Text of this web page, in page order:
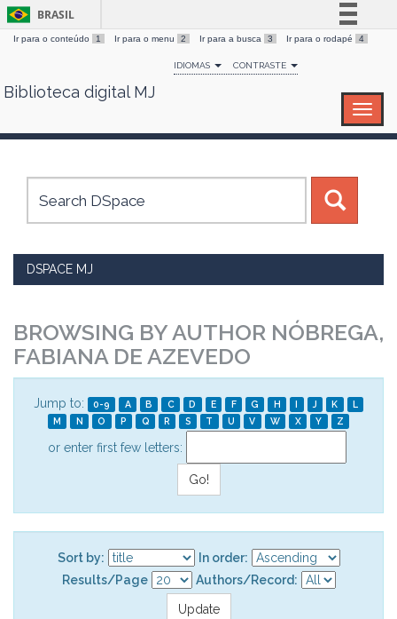
Skip
BRASIL
Simplifique!
Comunica BR
Canais
Ir para o conteúdo 1 Ir para o menu 2 Ir para a busca 3 Ir para o rodapé 4
IDIOMAS CONTRASTE
Biblioteca digital MJ
DSPACE MJ
BROWSING BY AUTHOR NÓBREGA,
FABIANA DE AZEVEDO
Jump to: 0-9 A B C D E F G H I J K
L
M
N O P Q R S T U V W X Y Z
or enter first few letters:
Sort by:
In order:
Results/Page
Authors/Record: